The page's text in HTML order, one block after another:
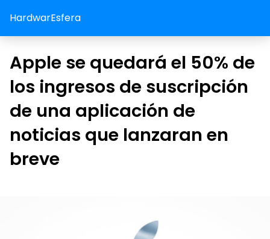
HardwarEsfera
Apple se quedará el 50% de
los ingresos de suscripción
de una aplicación de
noticias que lanzaran en
breve